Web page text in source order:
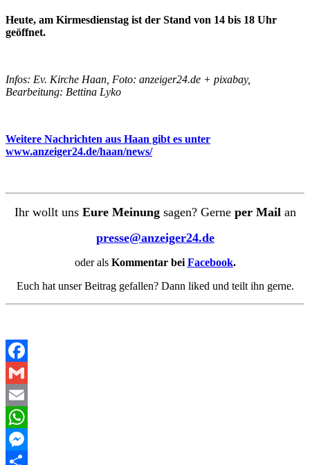
Heute, am Kirmesdienstag ist der Stand von 14 bis 18 Uhr
geöffnet.
Infos: Ev. Kirche Haan, Foto: anzeiger24.de + pixabay,
Bearbeitung: Bettina Lyko
Weitere Nachrichten aus Haan gibt es unter
www.anzeiger24.de/haan/news/
Ihr wollt uns Eure Meinungsagen? Gerneper Mail an
presse@anzeiger24.de
oder alsKommentar bei Facebook.
Euch hat unser Beitrag gefallen? Dann liked und teilt ihn gerne.
Facebook
Gmail
Email
WhatsApp
Messenger